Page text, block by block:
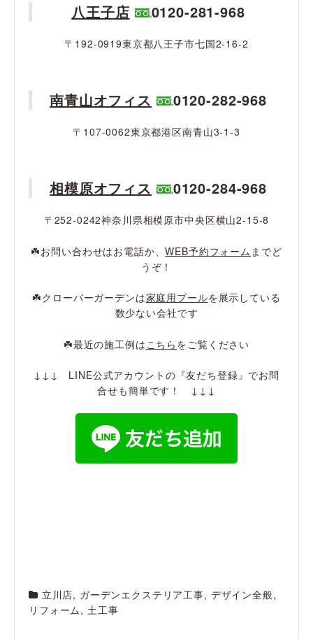
八王子店 0120-281-968
〒192-0919東京都八王子市七国2-16-2
南青山オフィス 0120-282-968
〒107-0062東京都港区南青山3-1-3
相模原オフィス 0120-284-968
〒252-0242神奈川県相模原市中央区横山2-15-8
☘️お問い合わせはお電話か、WEB予約フォーム までど
うぞ！
☘️クローバーガーデンは家庭用プールを展示している
数少ない会社です
☘️最近の施工例は こちら をご覧ください
↓↓↓ LINE公式アカウントの『友だち登録』でお問
合せも簡単です！ ↓↓↓
立川店, ガーデンエクステリア工事, デザイン全般,
リフォーム , 土工事